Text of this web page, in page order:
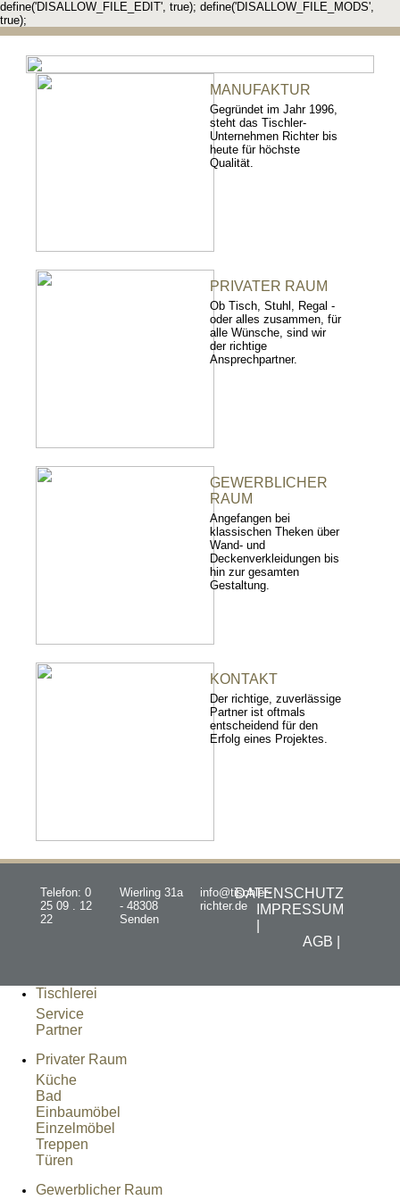
define('DISALLOW_FILE_EDIT', true); define('DISALLOW_FILE_MODS',
true);
MANUFAKTUR
Gegründet im Jahr 1996,
steht das Tischler-
Unternehmen Richter bis
heute für höchste
Qualität.
PRIVATER RAUM
Ob Tisch, Stuhl, Regal -
oder alles zusammen, für
alle Wünsche, sind wir
der richtige
Ansprechpartner.
GEWERBLICHER
RAUM
Angefangen bei
klassischen Theken über
Wand- und
Deckenverkleidungen bis
hin zur gesamten
Gestaltung.
KONTAKT
Der richtige, zuverlässige
Partner ist oftmals
entscheidend für den
Erfolg eines Projektes.
Telefon: 0
25 09 . 12
22
Wierling 31a
- 48308
Senden
info@tischler-
richter.de
DATENSCHUTZ
IMPRESSUM
AGB |
Tischlerei
Service
Partner
Privater Raum
Küche
Bad
Einbaumöbel
Einzelmöbel
Treppen
Türen
Gewerblicher Raum